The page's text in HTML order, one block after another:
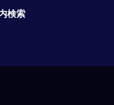
検索